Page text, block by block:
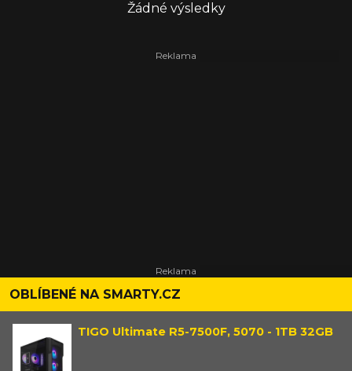
Žádné výsledky
OBLÍBENÉ NA SMARTY.CZ
TIGO Ultimate R5-7500F, 5070 - 1TB 32GB